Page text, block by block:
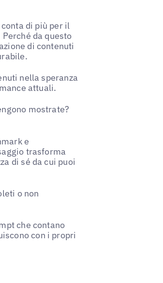
di più per il
da questo
di contenuti
nella speranza
attuali.
mostrate?
e
trasforma
di sé da cui puoi
o non
che contano
con i propri